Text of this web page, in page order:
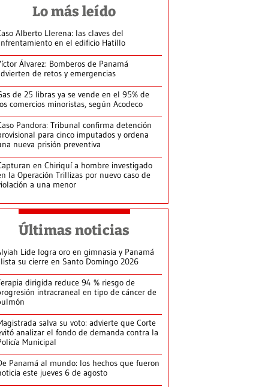
Lo más leído
Alberto Llerena: las claves del
en el edificio Hatillo
Álvarez: Bomberos de Panamá
de retos y emergencias
de 25 libras ya se vende en el 95% de
comercios minoristas, según Acodeco
Pandora: Tribunal confirma detención
para cinco imputados y ordena
nueva prisión preventiva
en Chiriquí a hombre investigado
la Operación Trillizas por nuevo caso de
a una menor
Últimas noticias
Lide logra oro en gimnasia y Panamá
su cierre en Santo Domingo 2026
dirigida reduce 94 % riesgo de
intracraneal en tipo de cáncer de
salva su voto: advierte que Corte
analizar el fondo de demanda contra la
Municipal
Panamá al mundo: los hechos que fueron
este jueves 6 de agosto